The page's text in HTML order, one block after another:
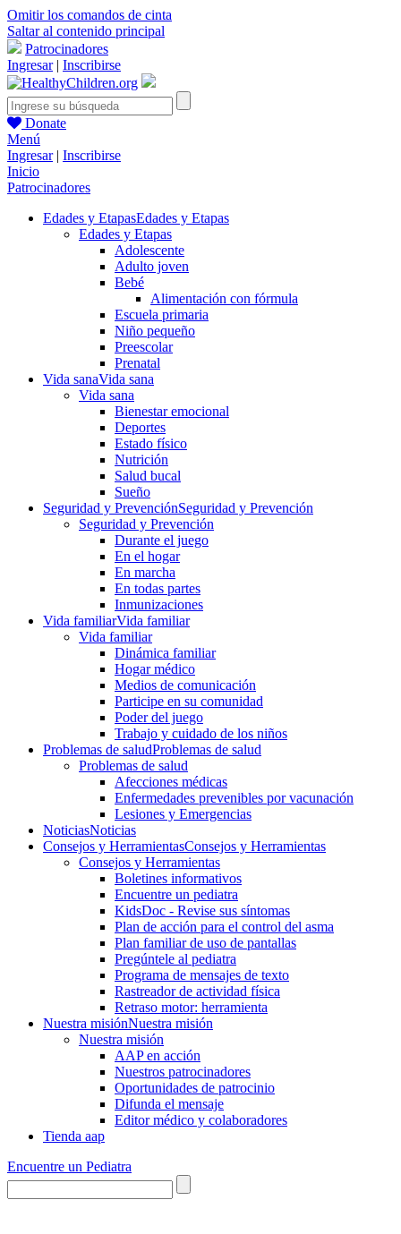
Omitir los comandos de cinta
Saltar al contenido principal
Patrocinadores
Ingresar| Inscribirse
Donate
Menú
Ingresar| Inscribirse
Inicio
Patrocinadores
Edades y EtapasEdades y Etapas
Edades y Etapas
Adolescente
Adulto joven
Bebé
Alimentación con fórmula
Escuela primaria
Niño pequeño
Preescolar
Prenatal
Vida sanaVida sana
Vida sana
Bienestar emocional
Deportes
Estado físico
Nutrición
Salud bucal
Sueño
Seguridad y PrevenciónSeguridad y Prevención
Seguridad y Prevención
Durante el juego
En el hogar
En marcha
En todas partes
Inmunizaciones
Vida familiarVida familiar
Vida familiar
Dinámica familiar
Hogar médico
Medios de comunicación
Participe en su comunidad
Poder del juego
Trabajo y cuidado de los niños
Problemas de saludProblemas de salud
Problemas de salud
Afecciones médicas
Enfermedades prevenibles por vacunación
Lesiones y Emergencias
NoticiasNoticias
Consejos y HerramientasConsejos y Herramientas
Consejos y Herramientas
Boletines informativos
Encuentre un pediatra
KidsDoc - Revise sus síntomas
Plan de acción para el control del asma
Plan familiar de uso de pantallas
Pregúntele al pediatra
Programa de mensajes de texto
Rastre​​ador de activida​d física
Retraso motor: herramienta
Nuestra misiónNuestra misión
Nuestra misión
AAP en acción
Nuestros patrocinadores
Oportunidades de patrocinio
Difunda el mensaje
Editor médico y colaboradores
Tienda aap
Encuentre un Pediatra